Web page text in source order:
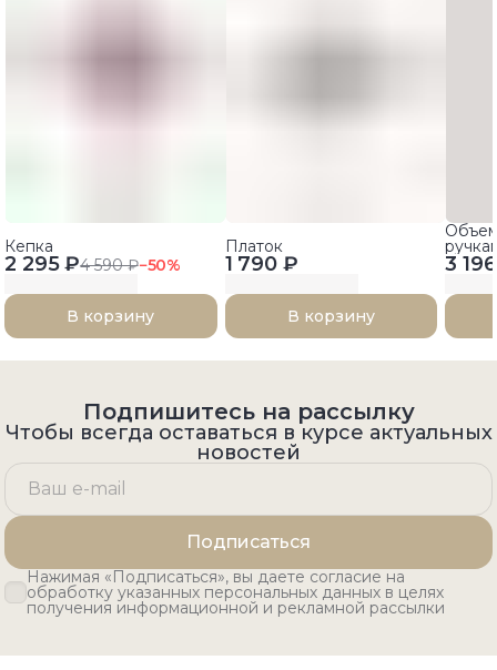
2 295 ₽4 590 ₽−50%
Кепка
В корзину
1 790 ₽
Платок
В корзину
3
Подпишитесь на рассылку
Чтобы всегда оставаться в курсе актуальных
новостей
Подписаться
Нажимая «Подписаться», вы даете согласие на
обработку указанных персональных данных в целях
получения информационной и рекламной рассылки